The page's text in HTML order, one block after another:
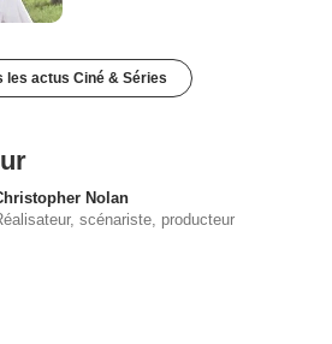
les actus Ciné & Séries
Nolan
scénariste, producteur